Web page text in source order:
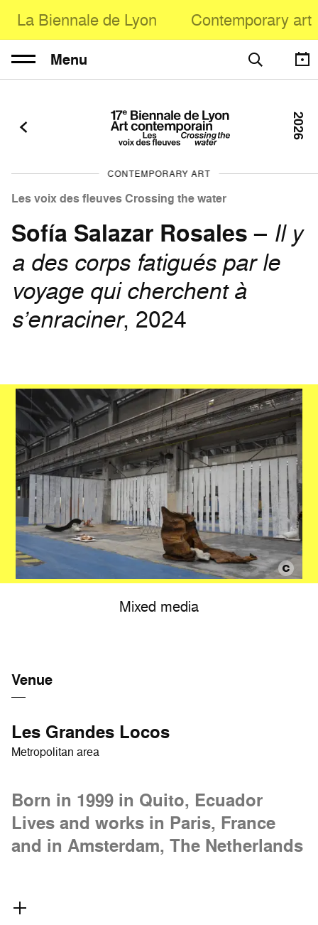
La Biennale de Lyon Contemporary art
Menu
CONTEMPORARY ART
Les voix des fleuves Crossing the water
Sofía Salazar Rosales – Il y
a des corps fatigués par le
voyage qui cherchent à
s’enraciner, 2024
2026
Mixed media
Venue
Les Grandes Locos
Metropolitan area
Born in 1999 in Quito, Ecuador
Lives and works in Paris, France
and in Amsterdam, The Netherlands